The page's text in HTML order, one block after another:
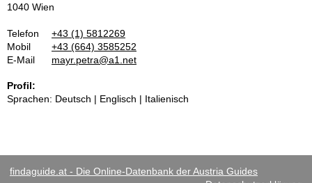
1040 Wien
Telefon
+43 (1) 5812269
Mobil
+43 (664) 3585252
E-Mail
mayr.petra@a1.net
Profil:
Sprachen: Deutsch | Englisch | Italienisch
findaguide.at - Die Online-Datenbank der Austria Guides